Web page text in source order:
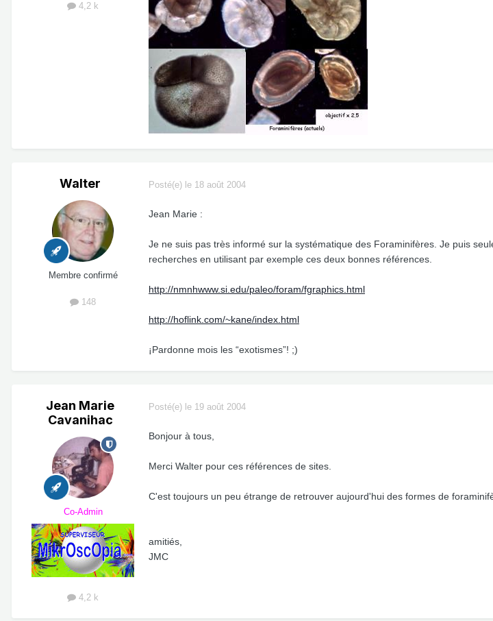
4,2 k
Walter
Membre confirmé
148
Posté(e) le 18 août 2004
Jean Marie :
Je ne suis pas très informé sur la systématique des Foraminifères. Je puis
recherches en utilisant par exemple ces deux bonnes références.
http://nmnhwww.si.edu/paleo/foram/fgraphics.html
http://hoflink.com/~kane/index.html
¡Pardonne mois les “exotismes”! ;)
Jean Marie
Cavanihac
Co-Admin
4,2 k
Posté(e) le 19 août 2004
Bonjour à tous,
Merci Walter pour ces références de sites.
C'est toujours un peu étrange de retrouver aujourd'hui des formes de
amitiés,
JMC